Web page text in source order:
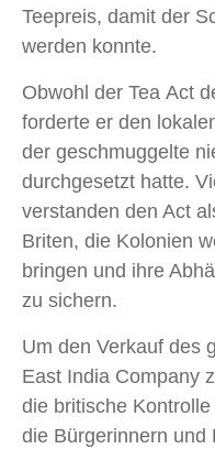
Teepreis, damit der
werden konnte.
Obwohl der Tea Act
forderte er den
der geschmuggelte
durchgesetzt hatte.
verstanden den Act
Briten, die Kolonien
bringen und ihre
zu sichern.
Um den Verkauf des
East India Company
die britische
die Bürgerinnern und